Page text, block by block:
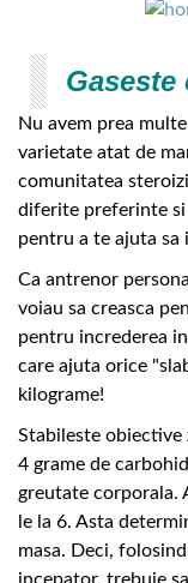
Nu avem prea
varietate atat de
comunitatea
diferite preferinte si
pentru a te ajuta sa
Ca antrenor
voiau sa creasca
pentru increderea
care ajuta orice
kilograme!
Stabileste obiective
4 grame de
greutate corporala.
le la 6. Asta
masa. Deci,
incepator, trebuie